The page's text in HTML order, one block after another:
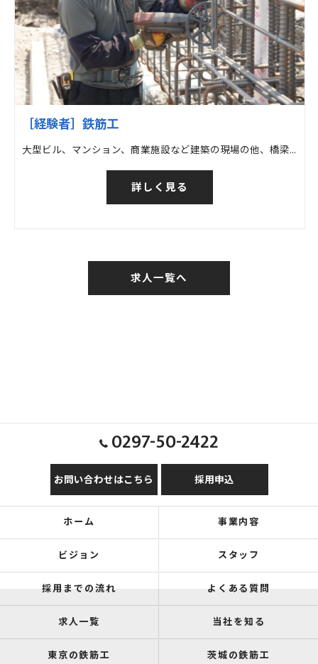
［経験者］鉄筋工
大型ビル、マンション、商業施設など建築の現場の他、橋梁など土木の現場での鉄筋工事
詳しく見る
求人一覧へ
0297-50-2422
お問い合わせはこちら 採用申込
ホーム 事業内容
ビジョン スタッフ
採用までの流れ よくある質問
求人一覧 当社を知る
東京の鉄筋工 茨城の鉄筋工